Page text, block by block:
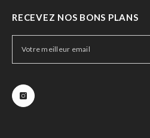
RECEVEZ NOS BONS PLANS